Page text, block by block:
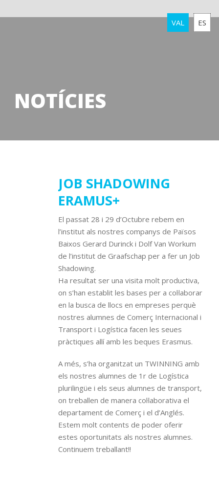
VAL ES
NOTÍCIES
JOB SHADOWING
ERAMUS+
El passat 28 i 29 d’Octubre rebem en
l’institut als nostres companys de Països
Baixos Gerard Durinck i Dolf Van Workum
de l’institut de Graafschap per a fer un Job
Shadowing.
Ha resultat ser una visita molt productiva,
on s’han establit les bases per a col·laborar
en la busca de llocs en empreses perquè
nostres alumnes de Comerç Internacional i
Transport i Logística facen les seues
pràctiques allí amb les beques Erasmus.
A més, s’ha organitzat un TWINNING amb
els nostres alumnes de 1r de Logística
plurilingüe i els seus alumnes de transport,
on treballen de manera col·laborativa el
departament de Comerç i el d’Anglés.
Estem molt contents de poder oferir
estes oportunitats als nostres alumnes.
Continuem treballant!!